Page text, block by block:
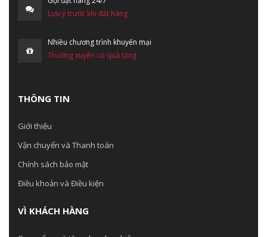
Lưu ý trước khi đặt hàng
Nhiều chương trình khuyến mại
Thường xuyên có quà tặng
THÔNG TIN
Giới thiệu
Vận chuyển và Thanh toán
Chính sách bảo mật
Điều khoản và Điều kiện
VÌ KHÁCH HÀNG